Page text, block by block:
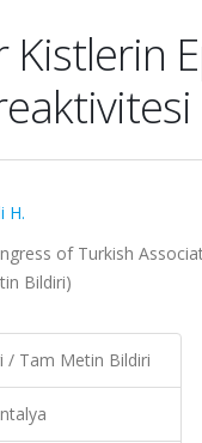
Kistlerin
H.
of Turkish
Bildiri)
/ Tam Metin Bildiri